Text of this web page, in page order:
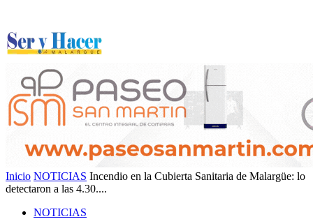
Inicio NOTICIAS Incendio en la Cubierta Sanitaria de Malargüe: lo
detectaron a las 4.30....
NOTICIAS